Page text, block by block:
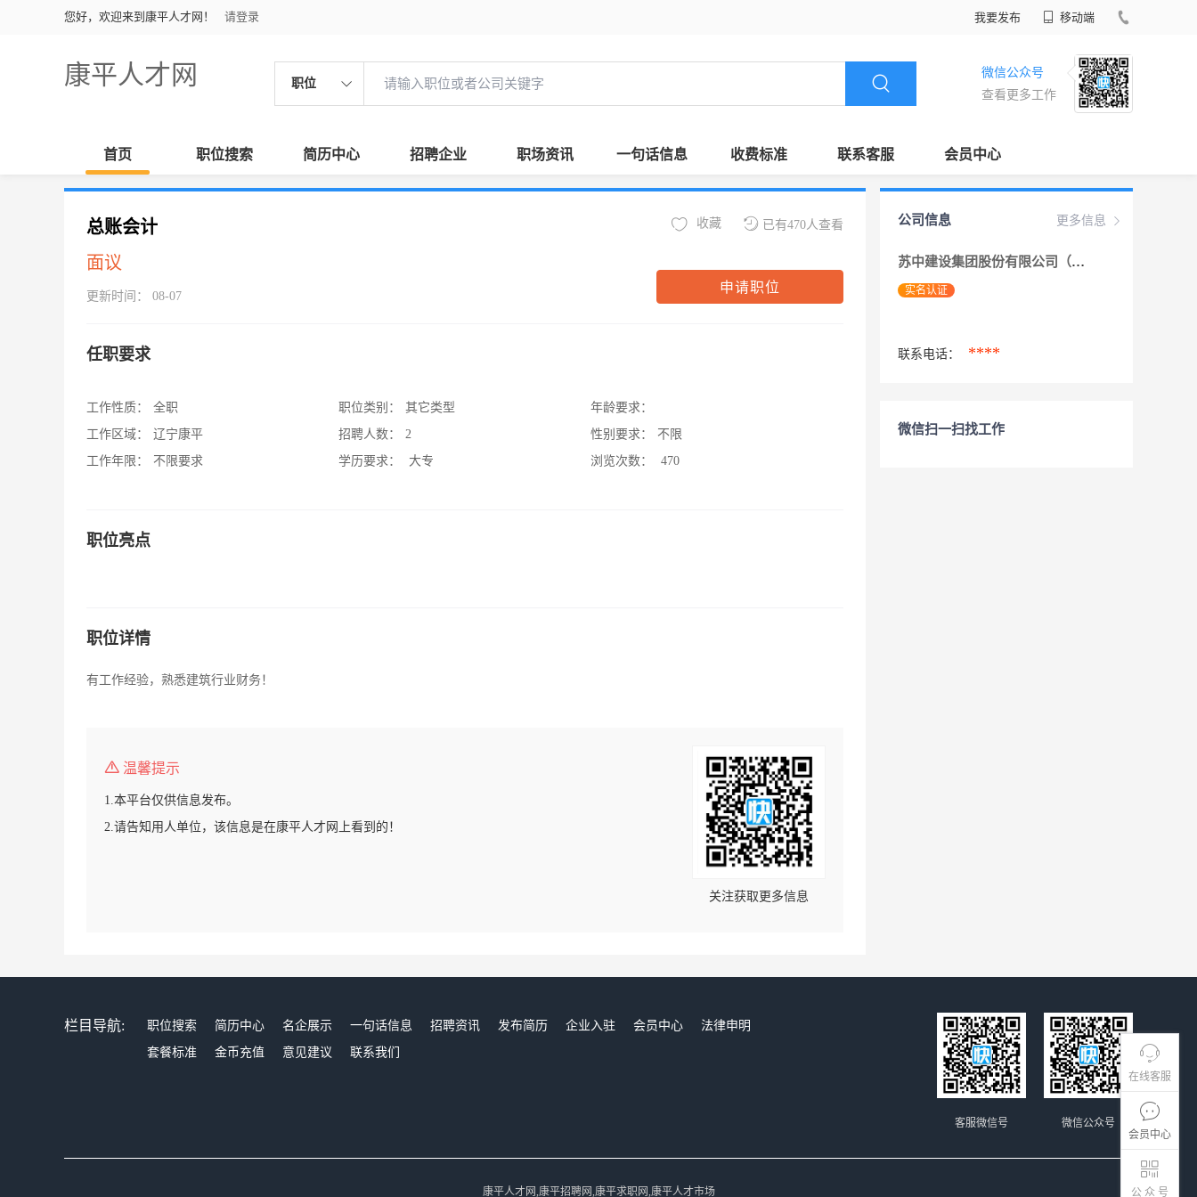
您好，欢迎来到康平人才网！ 请登录 我要发布 移动端
康平人才网 职位
微信公众号
查看更多工作
首页 职位搜索 简历中心 招聘企业 职场资讯 一句话信息 收费标准 联系客服 会员中心
在线客服
会员中心
公 众 号
总账会计
面议
更新时间： 08-07
已有470人查看
收藏
申请职位
任职要求
工作性质：
全职
工作区域：
辽宁康平
工作年限：
不限要求
职位类别：
其它类型
招聘人数：
2
学历要求：
大专
年龄要求：
性别要求：
不限
浏览次数：
470
职位亮点
职位详情
有工作经验，熟悉建筑行业财务！
温馨提示
1.本平台仅供信息发布。
2.请告知用人单位，该信息是在康平人才网上看到的！
关注获取更多信息
更多信息
公司信息
苏中建设集团股份有限公司（驻沈阳、长春工
实名认证
联系电话： ****
微信扫一扫找工作
栏目导航: 职位搜索 简历中心 名企展示 一句话信息 招聘资讯 发布简历 企业入驻 会员中心
法律申明
套餐标准
金币充值 意见建议 联系我们
微信公众号
客服微信号
康平人才网,康平招聘网,康平求职网,康平人才市场